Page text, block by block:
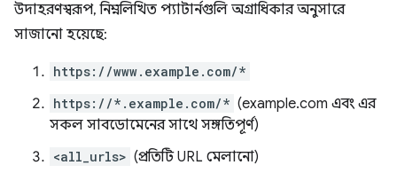
উদাহরণস্বরূপ, নিম্নলিখিত প্যাটার্নগুলি অগ্রাধিকার অনুসারে
সাজানো হয়েছে:
https://www.example.com/*
https://*.example.com/* (example.com এবং এর
সকল সাবডোমেনের সাথে সঙ্গতিপূর্ণ)
<all_urls> (প্রতিটি URL মেলানো)